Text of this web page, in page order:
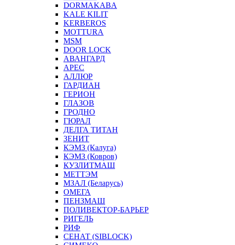
DORMAKABA
KALE KILIT
KERBEROS
MOTTURA
MSM
DOOR LOCK
АВАНГАРД
АРЕС
АЛЛЮР
ГАРДИАН
ГЕРИОН
ГЛАЗОВ
ГРОДНО
ГЮРАЛ
ДЕЛГА ТИТАН
ЗЕНИТ
КЭМЗ (Калуга)
КЭМЗ (Ковров)
КУЗЛИТМАШ
МЕТТЭМ
МЗАЛ (Беларусь)
ОМЕГА
ПЕНЗМАШ
ПОЛИВЕКТОР-БАРЬЕР
РИГЕЛЬ
РИФ
СЕНАТ (SIBLOCK)